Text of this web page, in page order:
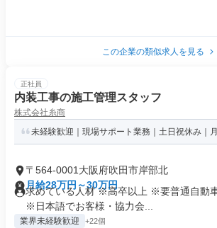
この企業の類似求人を見る
正社員
内装工事の施工管理スタッフ
株式会社糸商
未経験歓迎｜現場サポート業務｜土日祝休み｜
〒564-0001大阪府吹田市岸部北
月給28万円～30万円
求めている人材 ※高卒以上 ※要普通自動車
※日本語でお客様・協力会...
業界未経験歓迎 +22個